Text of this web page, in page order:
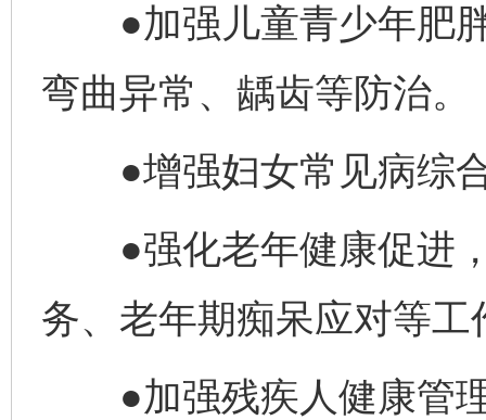
●加强儿童青少年肥胖
弯曲异常、龋齿等防治。
●增强妇女常见病综
●强化老年健康促进，
务、老年期痴呆应对等
●加强残疾人健康管